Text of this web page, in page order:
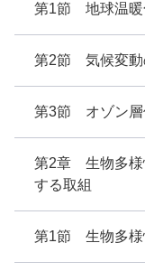
第1節 地球温暖
第2節 気候変動
第3節 オゾン層
第2章 生物多様
する取組
第1節 生物多様